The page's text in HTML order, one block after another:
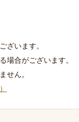
ざいます。
場合がございます。
せん。